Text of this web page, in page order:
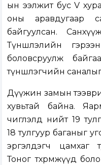
ын ээлжит бус V
оны аравдугаар
байгуулсан.
Түншлэлийн
боловсруулж
түншлэгчийн
Дүүжин замын
хувьтай байна.
чиглэлд нийт 19
18 тулгуур баганыг
эргэлдэгч цамхаг
Тоног төхөөрөмжүүд